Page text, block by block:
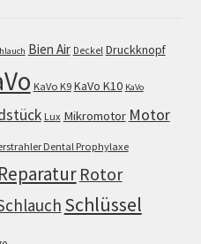
Bien Air Deckel Druckknopf
KaVo K9 KaVo K10 KaVo
Lux Mikromotor Motor
Dental Prophylaxe
Reparatur Rotor
Schlüssel